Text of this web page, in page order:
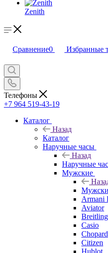
Zenith
Сравнение0 Избранные
Телефоны
+7 964 519-43-19
Каталог
Назад
Каталог
Наручные часы
Назад
Наручные
Мужские
Armani
Aviator
Breitling
Casio
Chopard
Citizen
Hublot